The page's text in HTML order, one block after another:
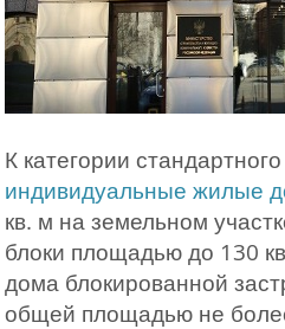
К категории
индивидуальные жилые
кв. м на земельном
блоки площадью до 130
дома блокированной
общей площадью не